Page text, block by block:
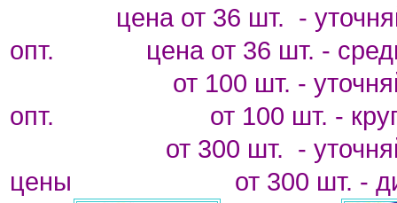
цена от 36 шт. -
опт.
цена от 36 шт. -
от 100 шт. -
опт.
от 100 шт. -
от 300 шт. -
цены
от 300 шт. -